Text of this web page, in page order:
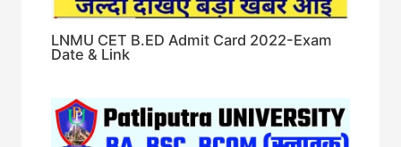
LNMU CET B.ED Admit Card 2022-Exam
Date & Link